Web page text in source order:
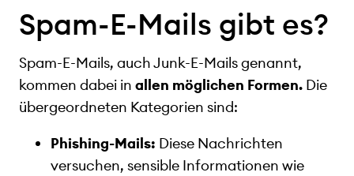
Spam-E-Mails gibt es?
Spam-E-Mails, auch Junk-E-Mails genannt,
kommen dabei in allen möglichen Formen. Die
übergeordneten Kategorien sind:
Phishing-Mails: Diese Nachrichten
versuchen, sensible Informationen wie